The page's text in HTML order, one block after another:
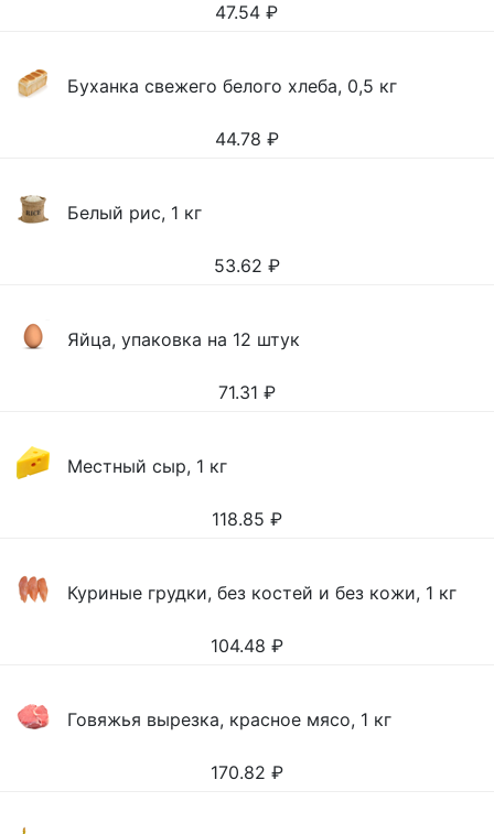
47.54 ₽
Буханка свежего белого хлеба, 0,5 кг
44.78 ₽
Белый рис, 1 кг
53.62 ₽
Яйца, упаковка на 12 штук
71.31 ₽
Местный сыр, 1 кг
118.85 ₽
Куриные грудки, без костей и без кожи, 1 кг
104.48 ₽
Говяжья вырезка, красное мясо, 1 кг
170.82 ₽